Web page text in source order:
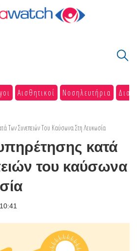
Αισθητικοί Νοσηλευτήρια
Των Συνεπειών Του Καύσωνα Στη Λευκωσία
κατά
του καύσωνα